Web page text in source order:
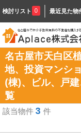
検討リスト 0 最近見た物
名古屋市天白区
地、投資マンシ
(棟)、ビル、戸
覧
該当物件 3 件